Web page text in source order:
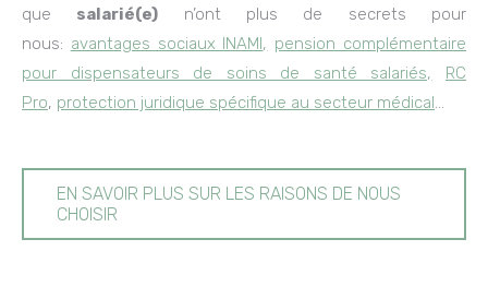
que salarié(e) n’ont plus de secrets pour
nous: avantages sociaux INAMI, pension complémentaire
pour dispensateurs de soins de santé salariés,
RC
Pro, protection juridique spécifique au secteur médical…
EN SAVOIR PLUS SUR LES RAISONS DE NOUS
CHOISIR